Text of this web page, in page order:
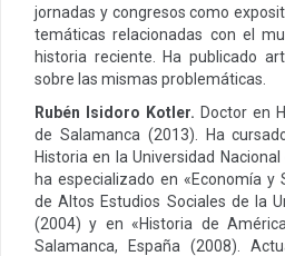
jornadas y congresos como
temáticas relacionadas con el
historia reciente. Ha publicado
sobre las mismas problemáticas.
Rubén Isidoro Kotler. Doctor en
de Salamanca (2013). Ha
Historia en la Universidad
ha especializado en «Economía y
de Altos Estudios Sociales de la
(2004) y en «Historia de
Salamanca, España (2008).